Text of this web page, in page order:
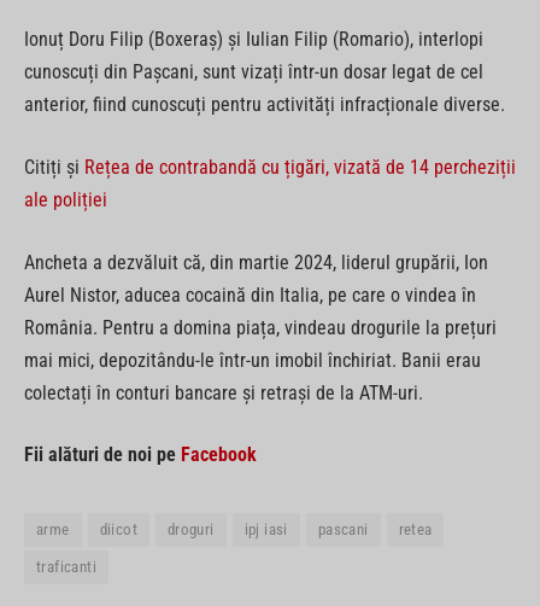
Ionuț Doru Filip (Boxeraș) și Iulian Filip (Romario), interlopi
cunoscuți din Pașcani, sunt vizați într-un dosar legat de cel
anterior, fiind cunoscuți pentru activități infracționale diverse.
Citiți și Rețea de contrabandă cu țigări, vizată de 14 percheziții
ale poliției
Ancheta a dezvăluit că, din martie 2024, liderul grupării, Ion
Aurel Nistor, aducea cocaină din Italia, pe care o vindea în
România. Pentru a domina piața, vindeau drogurile la prețuri
mai mici, depozitându-le într-un imobil închiriat. Banii erau
colectați în conturi bancare și retrași de la ATM-uri.
Fii alături de noi pe Facebook
arme diicot droguri ipj iasi pascani retea
traficanti